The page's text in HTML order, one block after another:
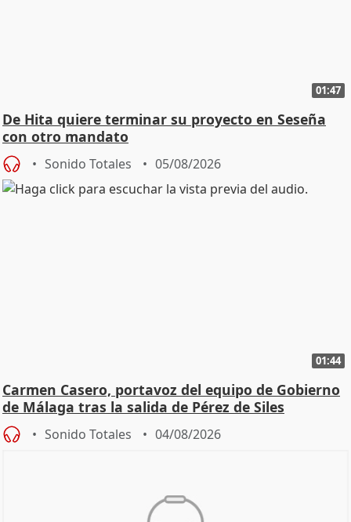
01:47
De Hita quiere terminar su proyecto en Seseña
con otro mandato
Sonido Totales 05/08/2026
01:44
Carmen Casero, portavoz del equipo de Gobierno
de Málaga tras la salida de Pérez de Siles
Sonido Totales 04/08/2026